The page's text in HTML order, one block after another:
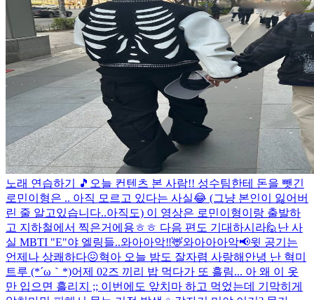
노래 연습하기 🎵 오늘 컨텐츠 본 사람!! 성수팀한테 돈을 뺏긴
로민이형은 .. 아직 모르고 있다는 사실😂 (그냥 본인이 잃어버
린 줄 알고있습니다..아직도) 이 영상은 로민이형이랑 출발하
고 지하철에서 찍은거에용ㅎㅎ 다음 편도 기대하시라🙋 난 사
실 MBTI "E"야 엘링들..와아아악‼️🦌와아아아악📢윗 공기는
언제나 상쾌하다😖혁아 오늘 밤도 잘자렴 사랑해 안녕 난 혁미
트루 (*´ω｀*)어제 02즈 끼리 밥 먹다가 또 흘림... 아 왜 이 옷
만 입으면 흘리지 ;; 이번에도 앞치마 하고 먹었는데 기막히게